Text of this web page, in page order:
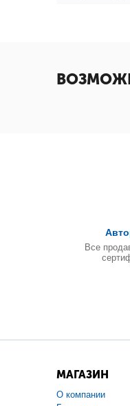
Все
МАГАЗИН
О компании